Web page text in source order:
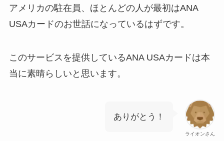
アメリカの駐在員、ほとんどの人が最初はANA
USAカードのお世話になっているはずです。
このサービスを提供しているANA USAカードは本
当に素晴らしいと思います。
ライオンさん
ありがとう！